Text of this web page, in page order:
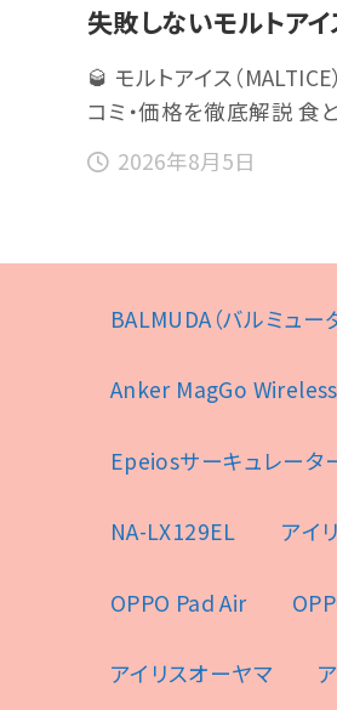
失敗しないモルトア
🥃 モルトアイス（
コミ・価格を徹底解説 食
2026年8月5日
BALMUDA（バルミュー
Anker MagGo
Epeiosサーキュレータ
NA-LX129EL アイ
OPPO Pad Air
アイリスオーヤマ